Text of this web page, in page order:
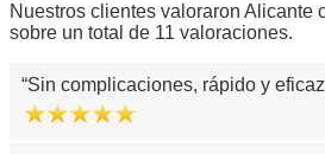
Nuestros clientes valoraron Alicante
sobre un total de 11 valoraciones.
Sin complicaciones, rápido y